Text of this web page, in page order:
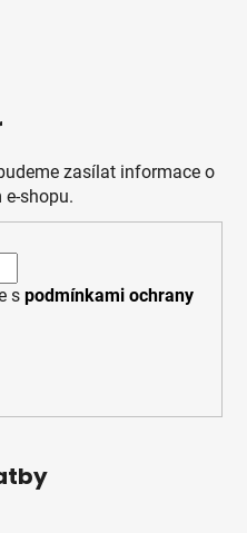
zasílat informace o
shopu.
s podmínkami ochrany